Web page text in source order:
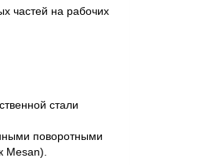
частей на рабочих
стали
поворотными
Mesan).